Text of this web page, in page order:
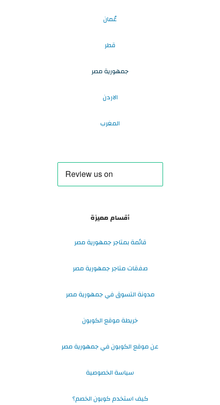
عُمان
قطر
جمهورية مصر
الاردن
المغرب
أقسام مميزة
قائمة بمتاجر جمهورية مصر
صفقات متاجر جمهورية مصر
مدونة التسوق في جمهورية مصر
خريطة موقع الكوبون
عن موقع الكوبون في جمهورية مصر
سياسة الخصوصية
كيف استخدم كوبون الخصم؟